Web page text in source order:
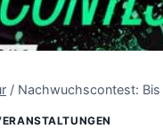
/ Nachwuchscontest: